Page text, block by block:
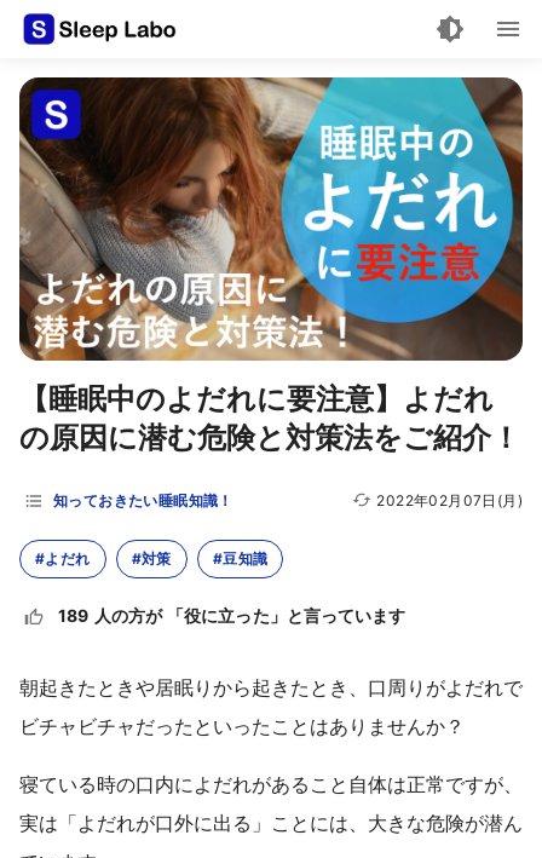
【睡眠中のよだれに要注意】よだれ
の原因に潜む危険と対策法をご紹介！
知っておきたい睡眠知識！ 2022年02月07日(月)
#よだれ #対策 #豆知識
189 人の方が 「役に立った」と言っています
朝起きたときや居眠りから起きたとき、口周りがよだれで
ビチャビチャだったといったことはありませんか？
寝ている時の口内によだれがあること自体は正常ですが、
実は「よだれが口外に出る」ことには、大きな危険が潜ん